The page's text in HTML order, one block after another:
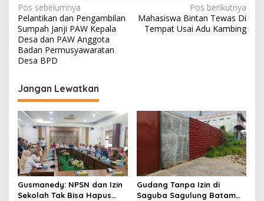
N
a
v
i
a
s
i
p
o
s
Pos sebelumnya
Pelantikan dan Pengambilan
Sumpah Janji PAW Kepala
Desa dan PAW Anggota
Badan Permusyawaratan
Desa BPD
Pos berikutnya
Mahasiswa Bintan Tewas Di
Tempat Usai Adu Kambing
Jangan Lewatkan
Gusmanedy: NPSN dan Izin
Sekolah Tak Bisa Hapus
Gudang Tanpa Izin di
Saguba Sagulung Batam